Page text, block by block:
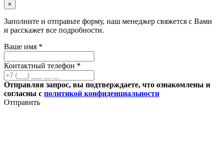
×
Заполните и отправьте форму, наш менеджер свяжется с Вами
и расскажет все подробности.
Ваше имя *
Контактный телефон *
Отправляя запрос, вы подтверждаете, что ознакомлены и
согласны с политикой конфиденциальности
Отправить